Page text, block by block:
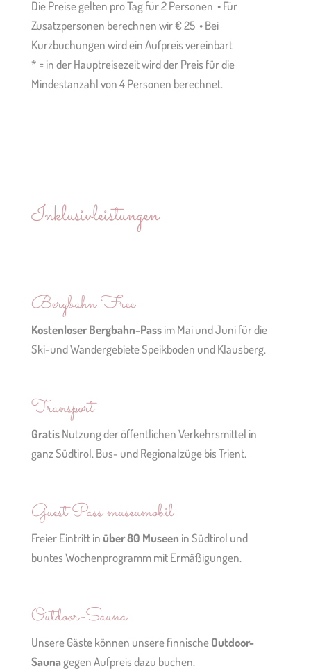
Die Preise gelten pro Tag für 2 Personen • Für
Zusatzpersonen berechnen wir € 25 • Bei
Kurzbuchungen wird ein Aufpreis vereinbart
* = in der Hauptreisezeit wird der Preis für die
Mindestanzahl von 4 Personen berechnet.
Inklusivleistungen
Bergbahn Free
Kostenloser Bergbahn-Passim Mai und Juni für die
Ski-und Wandergebiete Speikboden und Klausberg.
Transport
GratisNutzung der öffentlichen Verkehrsmittel in
ganz Südtirol. Bus- und Regionalzüge bis Trient.
Guest Pass museumobil
Freier Eintritt inüber 80 Museen in Südtirol und
buntes Wochenprogramm mit Ermäßigungen.
Outdoor-Sauna
Unsere Gäste können unsere finnischeOutdoor-
Saunagegen Aufpreis dazu buchen.